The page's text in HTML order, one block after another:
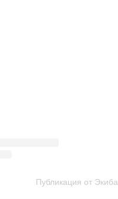
Публикация от